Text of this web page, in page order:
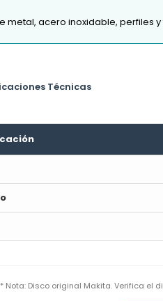
metal, acero inoxidable, perfiles
Técnicas
* Nota: Disco original Makita. Verifica el